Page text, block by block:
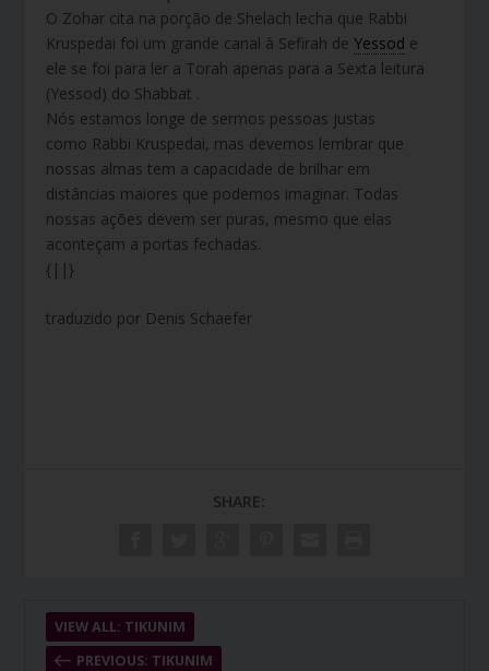
O Zohar cita na porção de Shelach lecha que Rabbi
Kruspedai foi um grande canal à Sefirah de Yessod e
ele se foi para ler a Torah apenas para a Sexta leitura
(Yessod) do Shabbat .
Nós estamos longe de sermos pessoas justas
como Rabbi Kruspedai, mas devemos lembrar que
nossas almas tem a capacidade de brilhar em
distâncias maiores que podemos imaginar. Todas
nossas ações devem ser puras, mesmo que elas
aconteçam a portas fechadas.
{||}
traduzido por Denis Schaefer
SHARE:
PREVIOUS: TIKUNIM
VIEW ALL: TIKUNIM